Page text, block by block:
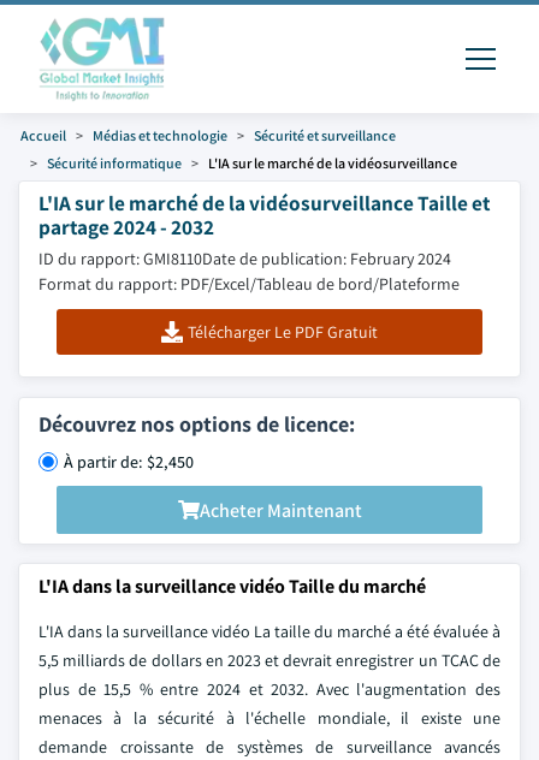
Accueil Médias et technologie
Sécurité et surveillance
Sécurité informatique
L'IA sur le marché de la vidéosurveillance
L'IA sur le marché de la vidéosurveillance Taille et
partage 2024 - 2032
ID du rapport: GMI8110Date de publication: February 2024
Format du rapport: PDF/Excel/Tableau de bord/Plateforme
Télécharger Le PDF Gratuit
Découvrez nos options de licence:
À partir de: $2,450
Acheter Maintenant
L'IA dans la surveillance vidéo Taille du marché
L'IA dans la surveillance vidéo La taille du marché a été évaluée à
5,5 milliards de dollars en 2023 et devrait enregistrer un TCAC de
plus de 15,5 % entre 2024 et 2032. Avec l'augmentation des
menaces à la sécurité à l'échelle mondiale, il existe une
demande croissante de systèmes de surveillance avancés